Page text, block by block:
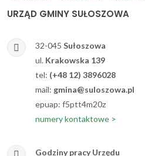
URZĄD GMINY SUŁOSZOWA
32-045 Sułoszowa
ul. Krakowska 139
tel: (+48 12) 3896028
mail: gmina@suloszowa.pl
epuap: f5ptt4m20z
numery kontaktowe >
Godziny pracy Urzędu